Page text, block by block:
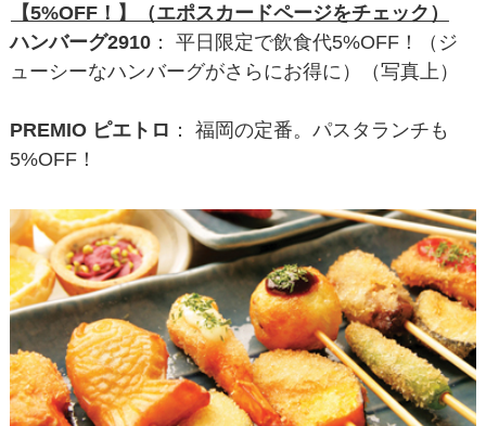
【5%OFF！】（エポスカードページをチェック）
ハンバーグ2910： 平日限定で飲食代5%OFF！（ジ
ューシーなハンバーグがさらにお得に）（写真上）
PREMIO ピエトロ ： 福岡の定番。パスタランチも
5%OFF！